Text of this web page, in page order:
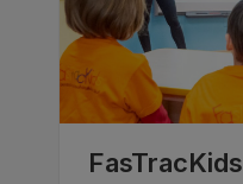
FasTracKids